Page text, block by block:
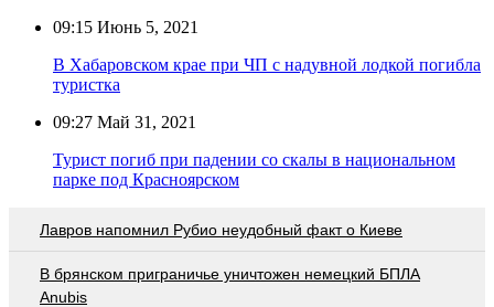
09:15 Июнь 5, 2021
В Хабаровском крае при ЧП с надувной лодкой погибла
туристка
09:27 Май 31, 2021
Турист погиб при падении со скалы в национальном
парке под Красноярском
Лавров напомнил Рубио неудобный факт о Киеве
В брянском приграничье уничтожен немецкий БПЛА
Anubis